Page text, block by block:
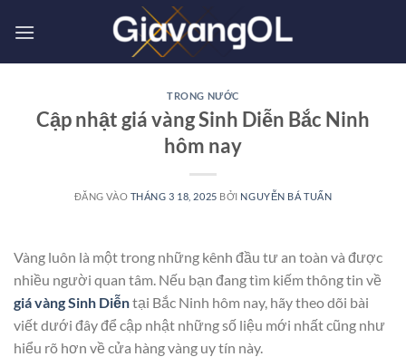
qua
TRONG NƯỚC
Cập nhật giá vàng Sinh Diễn Bắc Ninh
hôm nay
ĐĂNG VÀO THÁNG 3 18, 2025 BỞI NGUYỄN BÁ TUẤN
Vàng luôn là một trong những kênh đầu tư an toàn và được
nhiều người quan tâm. Nếu bạn đang tìm kiếm thông tin về
giá vàng Sinh Diễntại Bắc Ninh hôm nay, hãy theo dõi bài
viết dưới đây để cập nhật những số liệu mới nhất cũng như
hiểu rõ hơn về cửa hàng vàng uy tín này.